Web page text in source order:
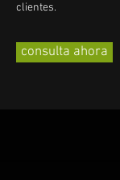
clientes.
consulta ahora